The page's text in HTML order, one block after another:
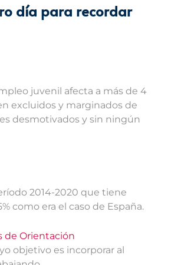
día para recordar
juvenil afecta a más de 4
excluidos y marginados de
desmotivados y sin ningún
2014-2020 que tiene
como era el caso de España.
de Orientación
objetivo es incorporar al